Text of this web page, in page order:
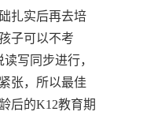
扎实后再去培
子可以不考
写同步进行，
张，所以最佳
后的K12教育期